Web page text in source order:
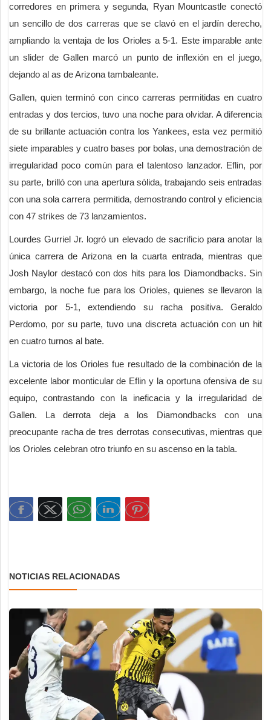
corredores en primera y segunda, Ryan Mountcastle conectó
un sencillo de dos carreras que se clavó en el jardín derecho,
ampliando la ventaja de los Orioles a 5-1. Este imparable ante
un slider de Gallen marcó un punto de inflexión en el juego,
dejando al as de Arizona tambaleante.
Gallen, quien terminó con cinco carreras permitidas en cuatro
entradas y dos tercios, tuvo una noche para olvidar. A diferencia
de su brillante actuación contra los Yankees, esta vez permitió
siete imparables y cuatro bases por bolas, una demostración de
irregularidad poco común para el talentoso lanzador. Eflin, por
su parte, brilló con una apertura sólida, trabajando seis entradas
con una sola carrera permitida, demostrando control y eficiencia
con 47 strikes de 73 lanzamientos.
Lourdes Gurriel Jr. logró un elevado de sacrificio para anotar la
única carrera de Arizona en la cuarta entrada, mientras que
Josh Naylor destacó con dos hits para los Diamondbacks. Sin
embargo, la noche fue para los Orioles, quienes se llevaron la
victoria por 5-1, extendiendo su racha positiva. Geraldo
Perdomo, por su parte, tuvo una discreta actuación con un hit
en cuatro turnos al bate.
La victoria de los Orioles fue resultado de la combinación de la
excelente labor monticular de Eflin y la oportuna ofensiva de su
equipo, contrastando con la ineficacia y la irregularidad de
Gallen. La derrota deja a los Diamondbacks con una
preocupante racha de tres derrotas consecutivas, mientras que
los Orioles celebran otro triunfo en su ascenso en la tabla.
NOTICIAS RELACIONADAS